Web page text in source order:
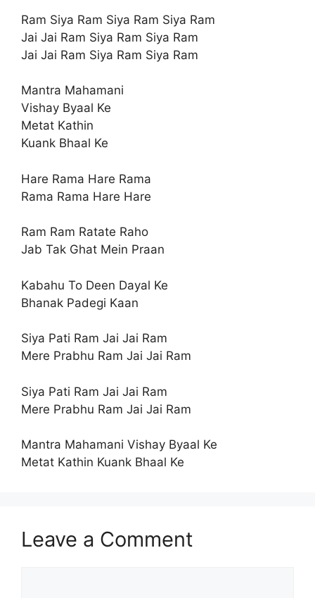
Ram Siya Ram Siya Ram Siya Ram
Jai Jai Ram Siya Ram Siya Ram
Jai Jai Ram Siya Ram Siya Ram
Mantra Mahamani
Vishay Byaal Ke
Metat Kathin
Kuank Bhaal Ke
Hare Rama Hare Rama
Rama Rama Hare Hare
Ram Ram Ratate Raho
Jab Tak Ghat Mein Praan
Kabahu To Deen Dayal Ke
Bhanak Padegi Kaan
Siya Pati Ram Jai Jai Ram
Mere Prabhu Ram Jai Jai Ram
Siya Pati Ram Jai Jai Ram
Mere Prabhu Ram Jai Jai Ram
Mantra Mahamani Vishay Byaal Ke
Metat Kathin Kuank Bhaal Ke
Leave a Comment